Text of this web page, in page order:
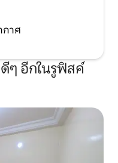
กาศ
ๆ อีกในรูฟิสค์